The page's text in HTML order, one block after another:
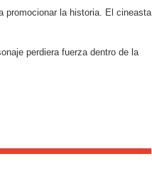
promocionar la historia. El cineasta
perdiera fuerza dentro de la